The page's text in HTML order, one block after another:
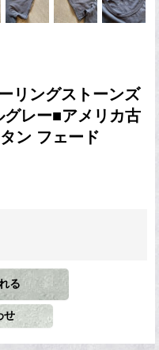
リングストーンズ
レー■アメリカ古
ン フェード